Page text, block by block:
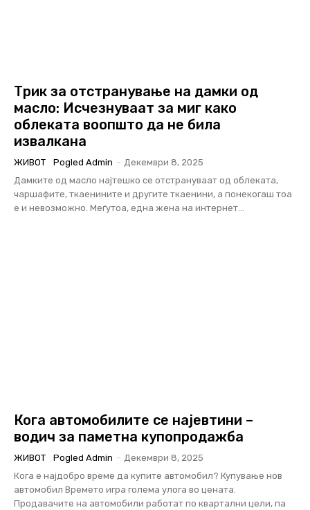
Трик за отстранување на дамки од
масло: Исчезнуваат за миг како
облеката воопшто да не била
извалкана
ЖИВОТ Pogled Admin - Декември 8, 2025
Дамките од масло најтешко се отстрануваат од облеката,
чаршафите, ткаенините и другите ткаенини, а понекогаш тоа
е и невозможно. Меѓутоа, една жена на интернет...
Кога автомобилите се најевтини –
водич за паметна купопродажба
ЖИВОТ Pogled Admin - Декември 8, 2025
Кога е најдобро време да купите автомобил? Купување нов
автомобил Времето игра голема улога во цената.
Продавачите на автомобили работат по квартални цели, па